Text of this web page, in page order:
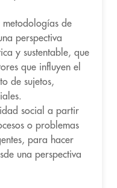
de
perspectiva
y sustentable, que
que influyen el
de sujetos,
social a partir
o problemas
para hacer
una perspectiva